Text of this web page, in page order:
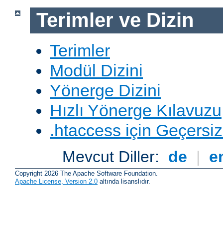
Terimler ve Dizin
Terimler
Modül Dizini
Yönerge Dizini
Hızlı Yönerge Kılavuzu
.htaccess için
Mevcut Diller: de |
Copyright 2026 The Apache Software Foundation.
Apache License, Version 2.0 altında lisanslıdır.